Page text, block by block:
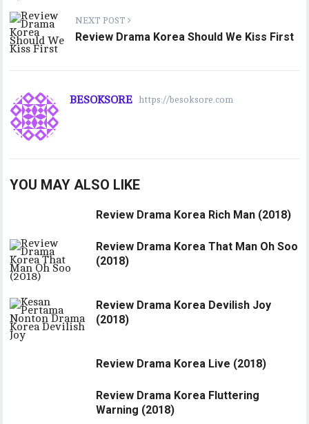
NEXT POST
Review Drama Korea Should We Kiss First
BESOKSORE https://besoksore.com
YOU MAY ALSO LIKE
Review Drama Korea Rich Man (2018)
Review Drama Korea That Man Oh Soo
(2018)
Review Drama Korea Devilish Joy
(2018)
Review Drama Korea Live (2018)
Review Drama Korea Fluttering
Warning (2018)